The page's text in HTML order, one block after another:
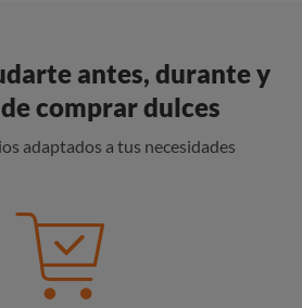
antes, durante y
comprar dulces
adaptados a tus necesidades